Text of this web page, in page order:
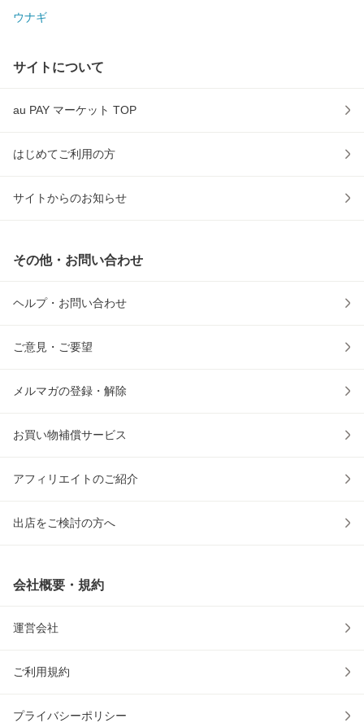
ウナギ
サイトについて
au PAY マーケット TOP
はじめてご利用の方
サイトからのお知らせ
その他・お問い合わせ
ヘルプ・お問い合わせ
ご意見・ご要望
メルマガの登録・解除
お買い物補償サービス
アフィリエイトのご紹介
出店をご検討の方へ
会社概要・規約
運営会社
ご利用規約
プライバシーポリシー